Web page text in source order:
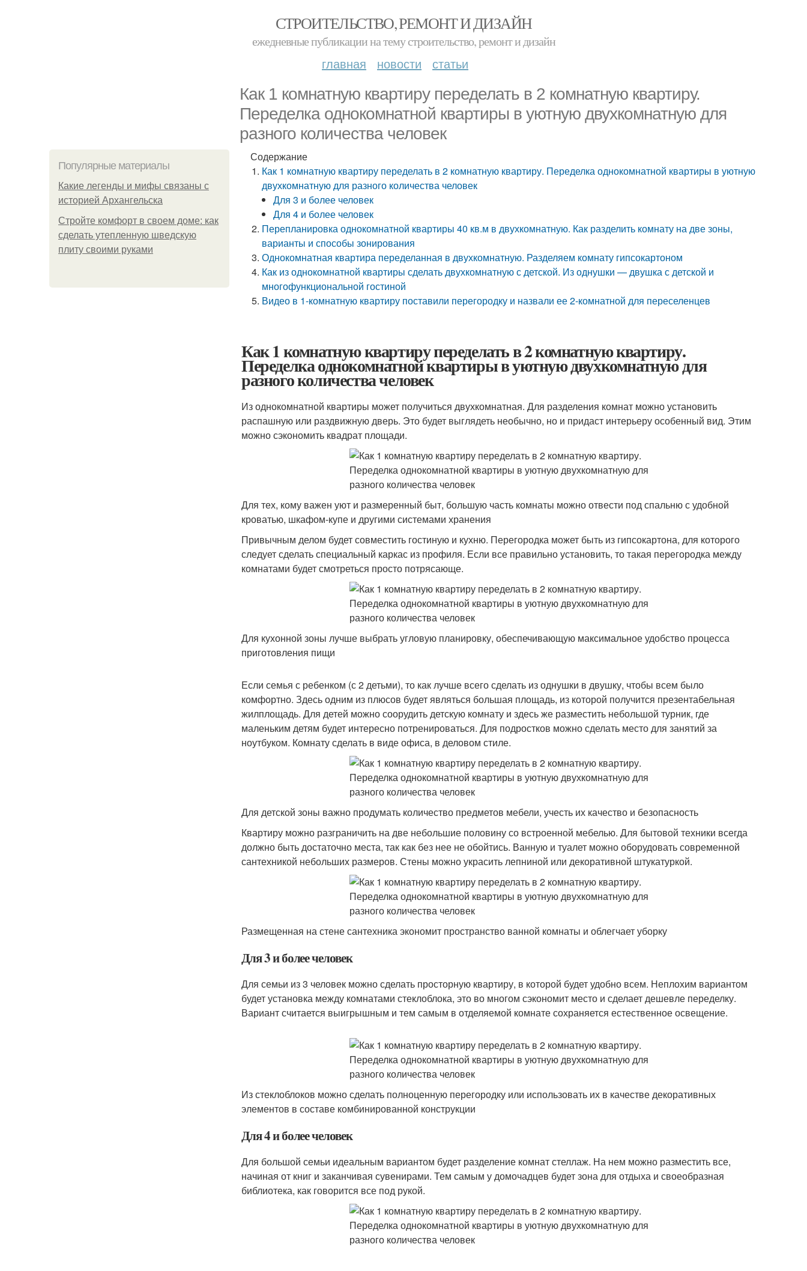
СТРОИТЕЛЬСТВО, РЕМОНТ И ДИЗАЙН
ежедневные публикации на тему строительство, ремонт и дизайн
главная новости статьи
Как 1 комнатную квартиру переделать в 2 комнатную квартиру.
Переделка однокомнатной квартиры в уютную двухкомнатную для
разного количества человек
Популярные материалы
Какие легенды и мифы связаны с
историей Архангельска
Стройте комфорт в своем доме: как
сделать утепленную шведскую
плиту своими руками
Содержание
Как 1 комнатную квартиру переделать в 2 комнатную квартиру. Переделка однокомнатной квартиры в уютную
двухкомнатную для разного количества человек
Для 3 и более человек
Для 4 и более человек
Перепланировка однокомнатной квартиры 40 кв.м в двухкомнатную. Как разделить комнату на две зоны,
варианты и способы зонирования
Однокомнатная квартира переделанная в двухкомнатную. Разделяем комнату гипсокартоном
Как из однокомнатной квартиры сделать двухкомнатную с детской. Из однушки — двушка с детской и
многофункциональной гостиной
Видео в 1-комнатную квартиру поставили перегородку и назвали ее 2-комнатной для переселенцев
Как 1 комнатную квартиру переделать в 2 комнатную квартиру.
Переделка однокомнатной квартиры в уютную двухкомнатную для
разного количества человек
Из однокомнатной квартиры может получиться двухкомнатная. Для разделения комнат можно установить
распашную или раздвижную дверь. Это будет выглядеть необычно, но и придаст интерьеру особенный вид. Этим
можно сэкономить квадрат площади.
Для тех, кому важен уют и размеренный быт, большую часть комнаты можно отвести под спальню с удобной
кроватью, шкафом-купе и другими системами хранения
Привычным делом будет совместить гостиную и кухню. Перегородка может быть из гипсокартона, для которого
следует сделать специальный каркас из профиля. Если все правильно установить, то такая перегородка между
комнатами будет смотреться просто потрясающе.
Для кухонной зоны лучше выбрать угловую планировку, обеспечивающую максимальное удобство процесса
приготовления пищи
Если семья с ребенком (с 2 детьми), то как лучше всего сделать из однушки в двушку, чтобы всем было
комфортно. Здесь одним из плюсов будет являться большая площадь, из которой получится презентабельная
жилплощадь. Для детей можно соорудить детскую комнату и здесь же разместить небольшой турник, где
маленьким детям будет интересно потренироваться. Для подростков можно сделать место для занятий за
ноутбуком. Комнату сделать в виде офиса, в деловом стиле.
Для детской зоны важно продумать количество предметов мебели, учесть их качество и безопасность
Квартиру можно разграничить на две небольшие половину со встроенной мебелью. Для бытовой техники всегда
должно быть достаточно места, так как без нее не обойтись. Ванную и туалет можно оборудовать современной
сантехникой небольших размеров. Стены можно украсить лепниной или декоративной штукатуркой.
Размещенная на стене сантехника экономит пространство ванной комнаты и облегчает уборку
Для 3 и более человек
Для семьи из 3 человек можно сделать просторную квартиру, в которой будет удобно всем. Неплохим вариантом
будет установка между комнатами стеклоблока, это во многом сэкономит место и сделает дешевле переделку.
Вариант считается выигрышным и тем самым в отделяемой комнате сохраняется естественное освещение.
Из стеклоблоков можно сделать полноценную перегородку или использовать их в качестве декоративных
элементов в составе комбинированной конструкции
Для 4 и более человек
Для большой семьи идеальным вариантом будет разделение комнат стеллаж. На нем можно разместить все,
начиная от книг и заканчивая сувенирами. Тем самым у домочадцев будет зона для отдыха и своеобразная
библиотека, как говорится все под рукой.